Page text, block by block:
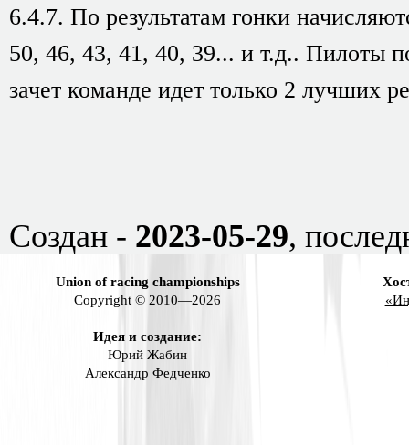
6.4.7. По результатам гонки
50, 46, 43, 41, 40, 39... и т.д.. Пилоты
зачет команде идет только 2 лучших
Создан - 2023-05-29,
Union of racing championships
Copyright © 2010—2026
Идея и создание:
Юрий Жабин
Александр Федченко